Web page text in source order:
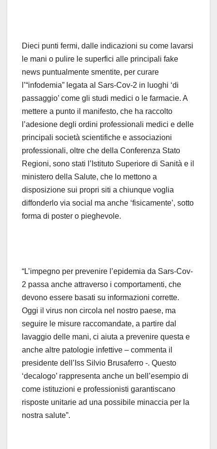
Dieci punti fermi, dalle indicazioni su come lavarsi
le mani o pulire le superfici alle principali fake
news puntualmente smentite, per curare
l’“infodemia” legata al Sars-Cov-2 in luoghi ‘di
passaggio’ come gli studi medici o le farmacie. A
mettere a punto il manifesto, che ha raccolto
l’adesione degli ordini professionali medici e delle
principali società scientifiche e associazioni
professionali, oltre che della Conferenza Stato
Regioni, sono stati l’Istituto Superiore di Sanità e il
ministero della Salute, che lo mettono a
disposizione sui propri siti a chiunque voglia
diffonderlo via social ma anche ‘fisicamente’, sotto
forma di poster o pieghevole.
“L’impegno per prevenire l’epidemia da Sars-Cov-
2 passa anche attraverso i comportamenti, che
devono essere basati su informazioni corrette.
Oggi il virus non circola nel nostro paese, ma
seguire le misure raccomandate, a partire dal
lavaggio delle mani, ci aiuta a prevenire questa e
anche altre patologie infettive – commenta il
presidente dell’Iss Silvio Brusaferro -. Questo
‘decalogo’ rappresenta anche un bell’esempio di
come istituzioni e professionisti garantiscano
risposte unitarie ad una possibile minaccia per la
nostra salute”.